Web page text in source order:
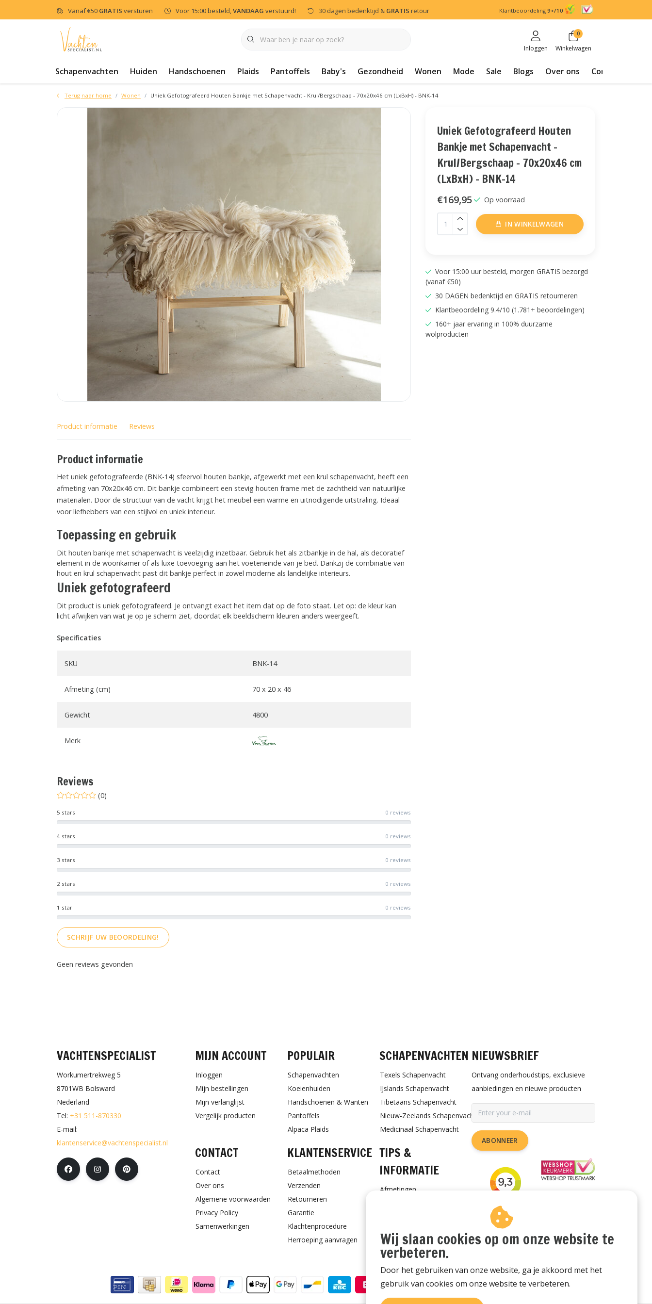
Vanaf€50 GRATIS versturen Voor 15:00 besteld,VANDAAG verstuurd! 30 dagen bedenktijd & GRATIS retour Klantbeoordeling 9+/10
Inloggen
0
Winkelwagen
Schapenvachten Huiden Handschoenen Plaids Pantoffels Baby's Gezondheid Wonen Mode Sale Blogs Over ons Contact
Terug naar home Wonen Uniek Gefotografeerd Houten Bankje met Schapenvacht - Krul/Bergschaap - 70x20x46 cm (LxBxH) - BNK-14
Uniek Gefotografeerd Houten
Bankje met Schapenvacht -
Krul/Bergschaap - 70x20x46 cm
(LxBxH) - BNK-14
€169,95 Op voorraad
IN WINKELWAGEN
Voor 15:00 uur besteld, morgen GRATIS bezorgd
(vanaf €50)
30 DAGEN bedenktijd en GRATIS retourneren
Klantbeoordeling 9.4/10 (1.781+ beoordelingen)
160+ jaar ervaring in 100% duurzame
wolproducten
Product informatie Reviews
Product informatie
Het uniek gefotografeerde (BNK-14) sfeervol houten bankje, afgewerkt met een krul schapenvacht, heeft een
afmeting van 70x20x46 cm. Dit bankje combineert een stevig houten frame met de zachtheid van natuurlijke
materialen. Door de structuur van de vacht krijgt het meubel een warme en uitnodigende uitstraling. Ideaal
voor liefhebbers van een stijlvol en uniek interieur.
Toepassing en gebruik
Dit houten bankje met schapenvacht is veelzijdig inzetbaar. Gebruik het als zitbankje in de hal, als decoratief
element in de woonkamer of als luxe toevoeging aan het voeteneinde van je bed. Dankzij de combinatie van
hout en krul schapenvacht past dit bankje perfect in zowel moderne als landelijke interieurs.
Uniek gefotografeerd
Dit product is uniek gefotografeerd. Je ontvangt exact het item dat op de foto staat. Let op: de kleur kan
licht afwijken van wat je op je scherm ziet, doordat elk beeldscherm kleuren anders weergeeft.
Specificaties
SKU BNK-14
Afmeting (cm) 70 x 20 x 46
Gewicht 4800
Merk
Reviews
(0)
1 star 0 reviews
2 stars 0 reviews
3 stars 0 reviews
4 stars 0 reviews
5 stars 0 reviews
SCHRIJF UW BEOORDELING!
Geen reviews gevonden
VACHTENSPECIALIST
Workumertrekweg 5
8701WB Bolsward
Nederland
Tel: +31 511-870330
E-mail:
klantenservice@vachtenspecialist.nl
MIJN ACCOUNT
Inloggen
Mijn bestellingen
Mijn verlanglijst
Vergelijk producten
POPULAIR
Schapenvachten
Koeienhuiden
Handschoenen & Wanten
Pantoffels
Alpaca Plaids
SCHAPENVACHTEN
Texels Schapenvacht
IJslands Schapenvacht
Tibetaans Schapenvacht
Nieuw-Zeelands Schapenvacht
Medicinaal Schapenvacht
CONTACT
Contact
Over ons
Algemene voorwaarden
Privacy Policy
Samenwerkingen
KLANTENSERVICE
Betaalmethoden
Verzenden
Retourneren
Garantie
Klachtenprocedure
Herroeping aanvragen
TIPS &
INFORMATIE
Afmetingen
Cadeaubon
NIEUWSBRIEF
Ontvang onderhoudstips, exclusieve
aanbiedingen en nieuwe producten
ABONNEER
Wij slaan cookies op om onze website te
verbeteren.
Door het gebruiken van onze website, ga je akkoord met het
gebruik van cookies om onze website te verbeteren.